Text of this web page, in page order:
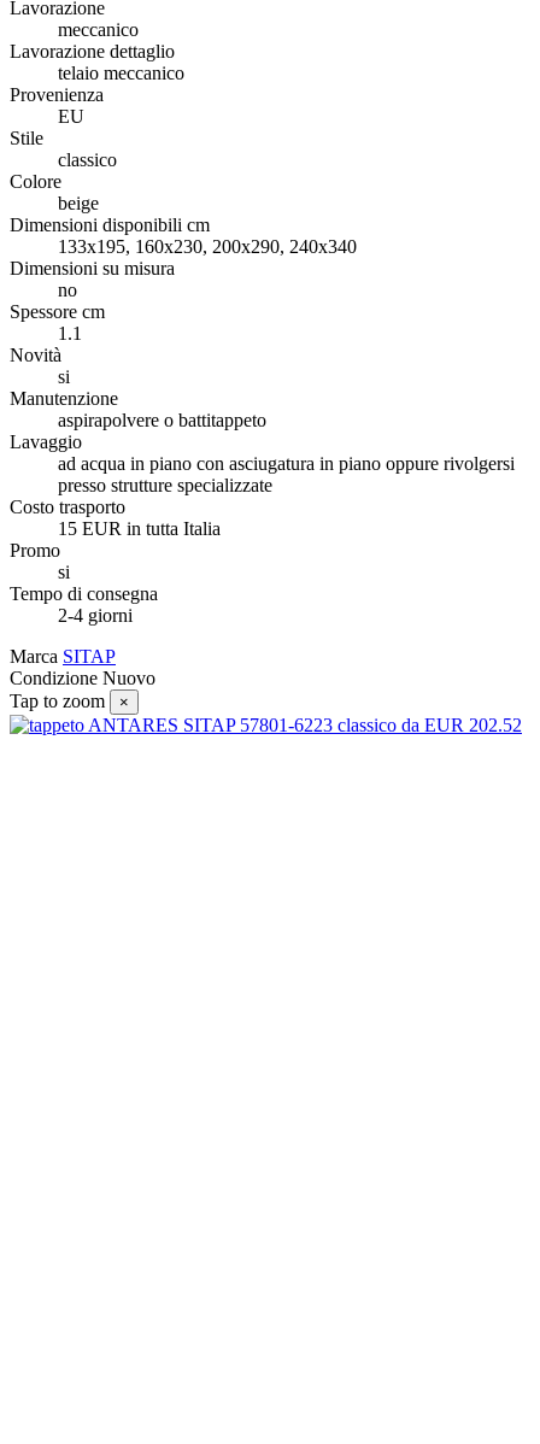
Lavorazione
meccanico
Lavorazione dettaglio
telaio meccanico
Provenienza
EU
Stile
classico
Colore
beige
Dimensioni disponibili cm
133x195, 160x230, 200x290, 240x340
Dimensioni su misura
no
Spessore cm
1.1
Novità
si
Manutenzione
aspirapolvere o battitappeto
Lavaggio
ad acqua in piano con asciugatura in piano oppure rivolgersi
presso strutture specializzate
Costo trasporto
15 EUR in tutta Italia
Promo
si
Tempo di consegna
2-4 giorni
Marca SITAP
Condizione Nuovo
Tap to zoom
×